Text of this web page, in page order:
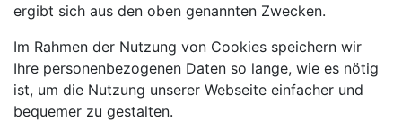
ergibt sich aus den oben genannten Zwecken.
Im Rahmen der Nutzung von Cookies speichern wir
Ihre personenbezogenen Daten so lange, wie es nötig
ist, um die Nutzung unserer Webseite einfacher und
bequemer zu gestalten.